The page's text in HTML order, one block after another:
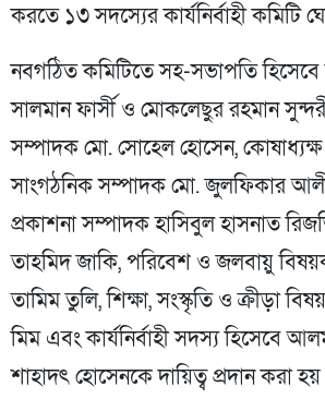
করতে ১৩ সদস্যের কার্যনির্বাহী কমিটি
নবগঠিত কমিটিতে সহ-সভাপতি হিসেবে
সালমান ফার্সী ও মোকলেছুর রহমান
সম্পাদক মো. সোহেল হোসেন, কোষাধ্যক্ষ
সাংগঠনিক সম্পাদক মো. জুলফিকার আলী
প্রকাশনা সম্পাদক হাসিবুল হাসনাত
তাহমিদ জাকি, পরিবেশ ও জলবায়ু
তামিম তুলি, শিক্ষা, সংস্কৃতি ও ক্রীড়া
মিম এবং কার্যনির্বাহী সদস্য হিসেবে
শাহাদৎ হোসেনকে দায়িত্ব প্রদান করা